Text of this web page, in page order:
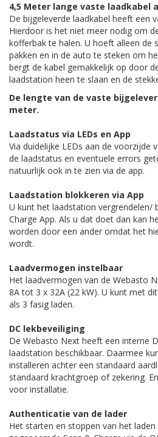
4,5 Meter lange vaste laadkabel
De bijgeleverde laadkabel heeft een
Hierdoor is het niet meer nodig om
kofferbak te halen. U hoeft alleen de
pakken en in de auto te steken om
bergt de kabel gemakkelijk op door
laadstation heen te slaan en de
De lengte van de vaste
meter.
Laadstatus via LEDs en App
Via duidelijke LEDs aan de voorzijde
de laadstatus en eventuele errors
natuurlijk ook in te zien via de app.
Laadstation blokkeren via App
U kunt het laadstation vergrendelen/
Charge App. Als u dat doet dan kan
worden door een ander omdat het
wordt.
Laadvermogen instelbaar
Het laadvermogen van de Webasto
8A tot 3 x 32A (22 kW). U kunt met
als 3 fasig laden.
DC lekbeveiliging
De Webasto Next heeft een interne
laadstation beschikbaar. Daarmee
installeren achter een standaard
standaard krachtgroep of zekering.
voor installatie.
Authenticatie van de lader
Het starten en stoppen van het